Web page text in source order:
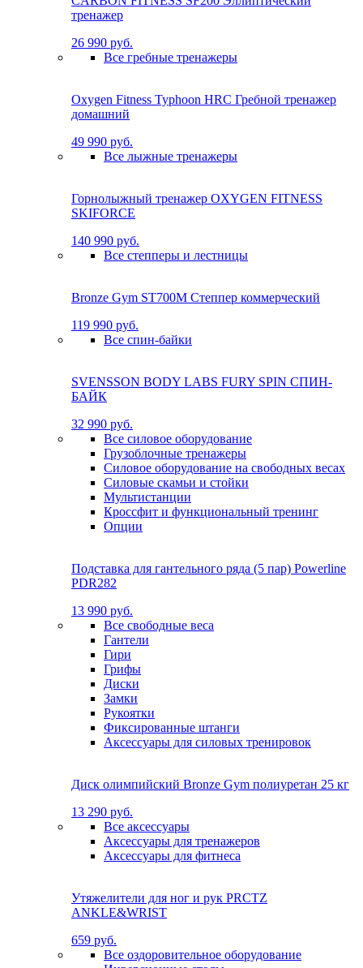
тренажер
26 990 руб.
Все гребные тренажеры
Oxygen Fitness Typhoon HRC Гребной тренажер
домашний
49 990 руб.
Все лыжные тренажеры
Горнолыжный тренажер OXYGEN FITNESS
SKIFORCE
140 990 руб.
Все степперы и лестницы
Bronze Gym ST700M Степпер коммерческий
119 990 руб.
Все спин-байки
SVENSSON BODY LABS FURY SPIN СПИН-
БАЙК
32 990 руб.
Все силовое оборудование
Грузоблочные тренажеры
Силовое оборудование на свободных весах
Силовые скамьи и стойки
Мультистанции
Кроссфит и функциональный тренинг
Опции
Подставка для гантельного ряда (5 пар) Powerline
PDR282
13 990 руб.
Все свободные веса
Гантели
Гири
Грифы
Диски
Замки
Рукоятки
Фиксированные штанги
Аксессуары для силовых тренировок
Диск олимпийский Bronze Gym полиуретан 25 кг
13 290 руб.
Все аксессуары
Аксессуары для тренажеров
Аксессуары для фитнеса
Утяжелители для ног и рук PRCTZ
ANKLE&WRIST
659 руб.
Все оздоровительное оборудование